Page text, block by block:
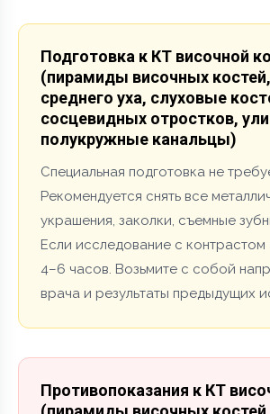
Подготовка к КТ височной
(пирамиды височных
среднего уха, слуховые
сосцевидных отростков,
полукружные канальцы)
Специальная подготовка не
Рекомендуется снять все
украшения, заколки, съемные
Если исследование с контрастом
4–6 часов. Возьмите с собой
врача и результаты предыдущих
Противопоказания к КТ